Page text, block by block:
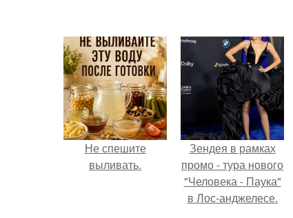
Не спешите
выливать.
Зендея в рамках
промо - тура нового
"Человека - Паука"
в Лос-анджелесе.